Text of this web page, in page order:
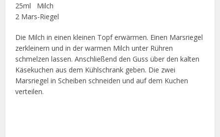
25ml Milch
2 Mars-Riegel
Die Milch in einen kleinen Topf erwärmen. Einen Marsriegel
zerkleinern und in der warmen Milch unter Rühren
schmelzen lassen. Anschließend den Guss über den kalten
Käsekuchen aus dem Kühlschrank geben. Die zwei
Marsriegel in Scheiben schneiden und auf dem Kuchen
verteilen.